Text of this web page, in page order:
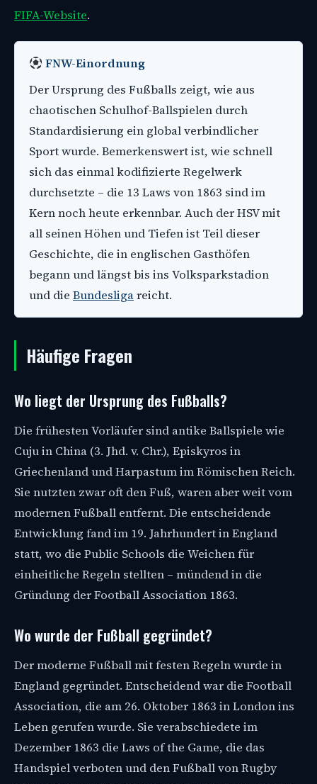
FIFA-Website.
FNW-Einordnung
Der Ursprung des Fußballs zeigt, wie aus
chaotischen Schulhof-Ballspielen durch
Standardisierung ein global verbindlicher
Sport wurde. Bemerkenswert ist, wie schnell
sich das einmal kodifizierte Regelwerk
durchsetzte – die 13 Laws von 1863 sind im
Kern noch heute erkennbar. Auch der HSV mit
all seinen Höhen und Tiefen ist Teil dieser
Geschichte, die in englischen Gasthöfen
begann und längst bis ins Volksparkstadion
und die Bundesligareicht.
Häufige Fragen
Wo liegt der Ursprung des Fußballs?
Die frühesten Vorläufer sind antike Ballspiele wie
Cuju in China (3. Jhd. v. Chr.), Episkyros in
Griechenland und Harpastum im Römischen Reich.
Sie nutzten zwar oft den Fuß, waren aber weit vom
modernen Fußball entfernt. Die entscheidende
Entwicklung fand im 19. Jahrhundert in England
statt, wo die Public Schools die Weichen für
einheitliche Regeln stellten – mündend in die
Gründung der Football Association 1863.
Wo wurde der Fußball gegründet?
Der moderne Fußball mit festen Regeln wurde in
England gegründet. Entscheidend war die Football
Association, die am 26. Oktober 1863 in London ins
Leben gerufen wurde. Sie verabschiedete im
Dezember 1863 die Laws of the Game, die das
Handspiel verboten und den Fußball von Rugby